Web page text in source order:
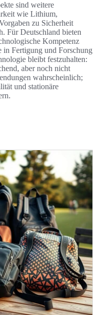
sind weitere
wie Lithium,
zu Sicherheit
Für Deutschland bieten
Kompetenz
Fertigung und Forschung
bleibt festzuhalten:
aber noch nicht
wahrscheinlich;
und stationäre